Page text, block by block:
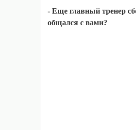
- Еще главный тренер
общался с вами?